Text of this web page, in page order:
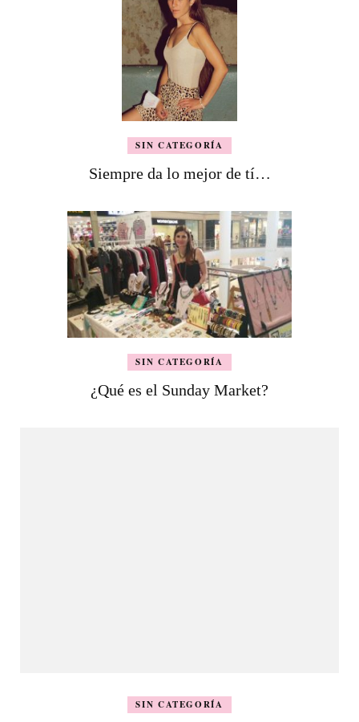
SIN CATEGORÍA
Siempre da lo mejor de tí…
SIN CATEGORÍA
¿Qué es el Sunday Market?
SIN CATEGORÍA